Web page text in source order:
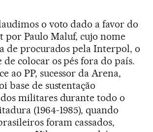
o voto dado a favor do
por Paulo Maluf, cujo nome
de procurados pela Interpol, o
colocar os pés fora do país.
ao PP, sucessor da Arena,
base de sustentação
militares durante todo o
(1964-1985), quando
foram cassados,